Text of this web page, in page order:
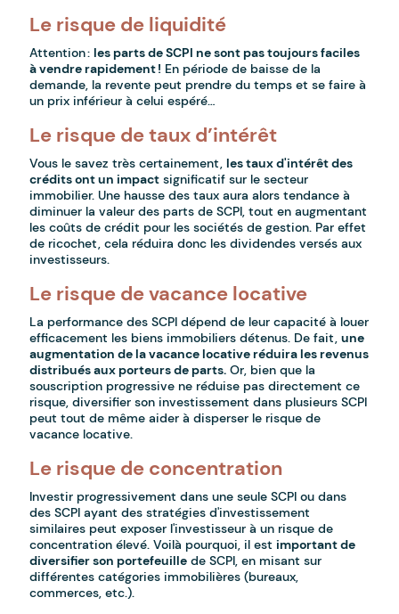
Le risque de liquidité
Attention :les parts de SCPI ne sont pas toujours faciles
à vendre rapidement ! En période de baisse de la
demande, la revente peut prendre du temps et se faire à
un prix inférieur à celui espéré…
Le risque de taux d’intérêt
Vous le savez très certainement,les taux d'intérêt des
crédits ont un impact significatif sur le secteur
immobilier. Une hausse des taux aura alors tendance à
diminuer la valeur des parts de SCPI, tout en augmentant
les coûts de crédit pour les sociétés de gestion. Par effet
de ricochet, cela réduira donc les dividendes versés aux
investisseurs.
Le risque de vacance locative
La performance des SCPI dépend de leur capacité à louer
efficacement les biens immobiliers détenus. De fait,une
augmentation de la vacance locative réduira les revenus
distribués aux porteurs de parts. Or, bien que la
souscription progressive ne réduise pas directement ce
risque, diversifier son investissement dans plusieurs SCPI
peut tout de même aider à disperser le risque de
vacance locative.
Le risque de concentration
Investir progressivement dans une seule SCPI ou dans
des SCPI ayant des stratégies d'investissement
similaires peut exposer l'investisseur à un risque de
concentration élevé. Voilà pourquoi, il estimportant de
diversifier son portefeuille de SCPI, en misant sur
différentes catégories immobilières (bureaux,
commerces, etc.).